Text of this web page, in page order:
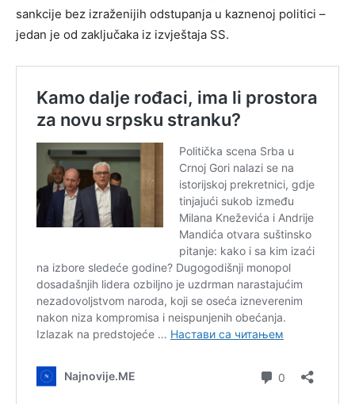
sankcije bez izraženijih odstupanja u kaznenoj politici –
jedan je od zaključaka iz izvještaja SS.